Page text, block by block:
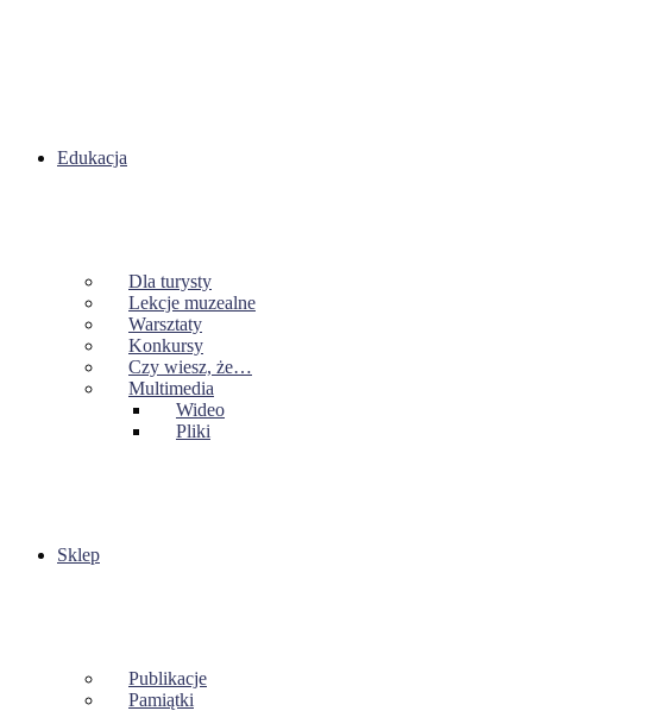
Edukacja
Dla turysty
Lekcje muzealne
Warsztaty
Konkursy
Czy wiesz, że…
Multimedia
Wideo
Pliki
Sklep
Publikacje
Pamiątki